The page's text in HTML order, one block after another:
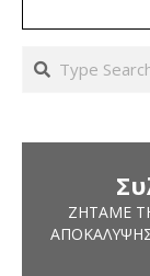
Search
ΖΗΤΆΜΕ